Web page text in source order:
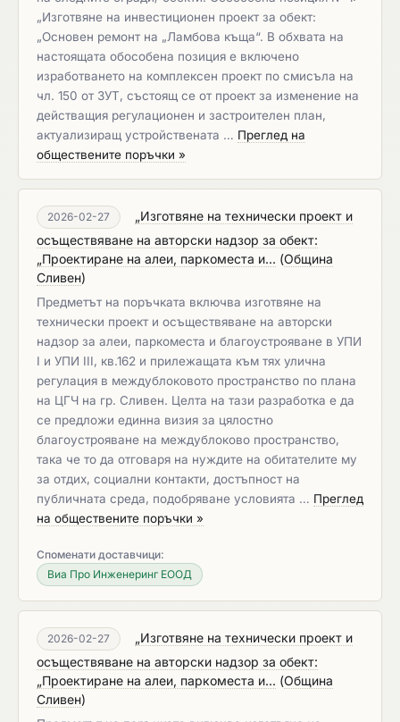
„Изготвяне на инвестиционен проект за обект:
„Основен ремонт на „Ламбова къща“. В обхвата на
настоящата обособена позиция е включено
изработването на комплексен проект по смисъла на
чл. 150 от ЗУТ, състоящ се от проект за изменение на
действащия регулационен и застроителен план,
актуализиращ устройствената … Преглед на
обществените поръчки »
2026-02-27
„Изготвяне на технически проект и
осъществяване на авторски надзор за обект:
„Проектиране на алеи, паркоместа и... (Община
Сливен)
Предметът на поръчката включва изготвяне на
технически проект и осъществяване на авторски
надзор за алеи, паркоместа и благоустрояване в УПИ
I и УПИ III, кв.162 и прилежащата към тях улична
регулация в междублоковото пространство по плана
на ЦГЧ на гр. Сливен. Целта на тази разработка е да
се предложи единна визия за цялостно
благоустрояване на междублоково пространство,
така че то да отговаря на нуждите на обитателите му
за отдих, социални контакти, достъпност на
публичната среда, подобряване условията … Преглед
на обществените поръчки »
Споменати доставчици:
Виа Про Инженеринг ЕООД
2026-02-27
„Изготвяне на технически проект и
осъществяване на авторски надзор за обект:
„Проектиране на алеи, паркоместа и... (Община
Сливен)